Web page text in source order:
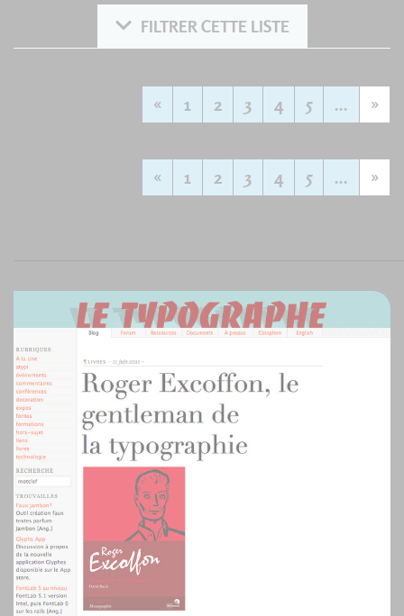
FILTRER CETTE LISTE
« 1 2 3 4 5 ... »
« 1 2 3 4 5 ... »